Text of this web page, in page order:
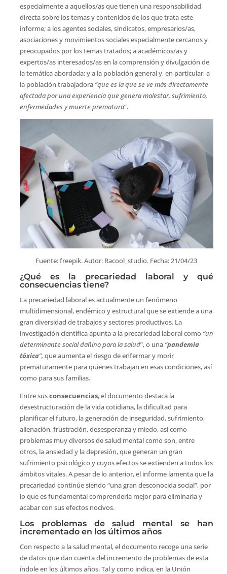
especialmente a aquellos/as que tienen una responsabilidad
directa sobre los temas y contenidos de los que trata este
informe; a los agentes sociales, sindicatos, empresarios/as,
asociaciones y movimientos sociales especialmente cercanos y
preocupados por los temas tratados; a académicos/as y
expertos/as interesados/as en la comprensión y divulgación de
la temática abordada; y a la población general y, en particular, a
la población trabajadora “que es la que se ve más directamente
afectada por una experiencia que genera malestar, sufrimiento,
enfermedades y muerte prematura”.
Fuente: freepik. Autor: Racool_studio. Fecha: 21/04/23
¿Qué es la precariedad laboral y qué
consecuencias tiene?
La precariedad laboral es actualmente un fenómeno
multidimensional, endémico y estructural que se extiende a una
gran diversidad de trabajos y sectores productivos. La
investigación científica apunta a la precariedad laboral como “un
determinante social dañino para la salud”, o una “pandemia
tóxica”, que aumenta el riesgo de enfermar y morir
prematuramente para quienes trabajan en esas condiciones, así
como para sus familias.
Entre susconsecuencias, el documento destaca la
desestructuración de la vida cotidiana, la dificultad para
planificar el futuro, la generación de inseguridad, sufrimiento,
alienación, frustración, desesperanza y miedo, así como
problemas muy diversos de salud mental como son, entre
otros, la ansiedad y la depresión, que generan un gran
sufrimiento psicológico y cuyos efectos se extienden a todos los
ámbitos vitales. A pesar de lo anterior, el informe lamenta quela
precariedad continúe siendo “una gran desconocida social”, por
lo que es fundamental comprenderla mejor para eliminarla y
acabar con sus efectos nocivos.
Los problemas de salud mental se han
incrementado en los últimos años
Con respecto a la salud mental, el documento recoge una serie
de datos que dan cuenta del incremento de problemas de esta
índole en los últimos años. Tal y como indica, en la Unión